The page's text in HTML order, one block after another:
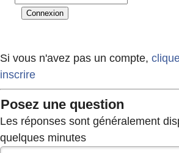
Si vous n'avez pas un compte,
inscrire
Posez une question
Les réponses sont généralement
quelques minutes